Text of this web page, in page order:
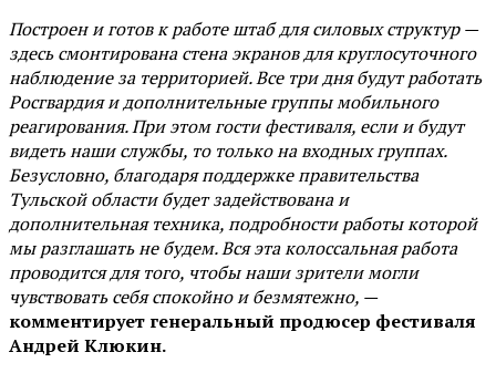
Построен и готов к работе штаб для силовых структур —
здесь смонтирована стена экранов для круглосуточного
наблюдение за территорией. Все три дня будут работать
Росгвардия и дополнительные группы мобильного
реагирования. При этом гости фестиваля, если и будут
видеть наши службы, то только на входных группах.
Безусловно, благодаря поддержке правительства
Тульской области будет задействована и
дополнительная техника, подробности работы которой
мы разглашать не будем. Вся эта колоссальная работа
проводится для того, чтобы наши зрители могли
чувствовать себя спокойно и безмятежно, —
комментирует генеральный продюсер фестиваля
Андрей Клюкин.